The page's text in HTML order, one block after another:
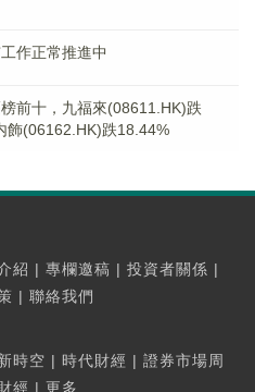
作正常推進中
榜前十，九福來(08611.HK)跌
飾(06162.HK)跌18.44%
紹 | 專欄邀稿 | 投資者關係 |
| 聯絡我們
時空 | 時代財經 | 證券市場周
經 | 更多...